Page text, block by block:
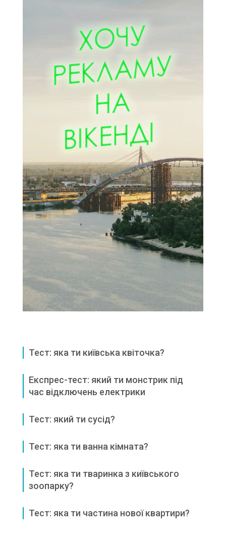
Тест: яка ти київська квіточка?
Експрес-тест: який ти монстрик під
час відключень електрики
Тест: який ти сусід?
Тест: яка ти ванна кімната?
Тест: яка ти тваринка з київського
зоопарку?
Тест: яка ти частина нової квартири?